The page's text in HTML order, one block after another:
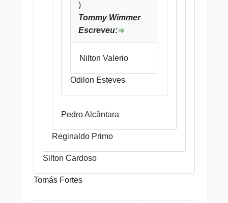
)
Tommy Wimmer
Escreveu:
Nilton Valerio
Odilon Esteves
Pedro Alcântara
Reginaldo Primo
Silton Cardoso
Tomás Fortes